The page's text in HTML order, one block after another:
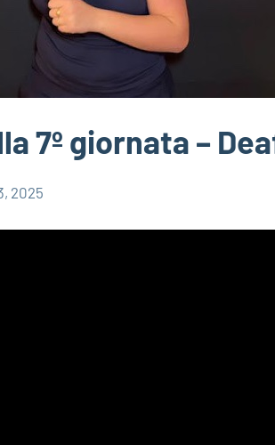
7º giornata –
2025